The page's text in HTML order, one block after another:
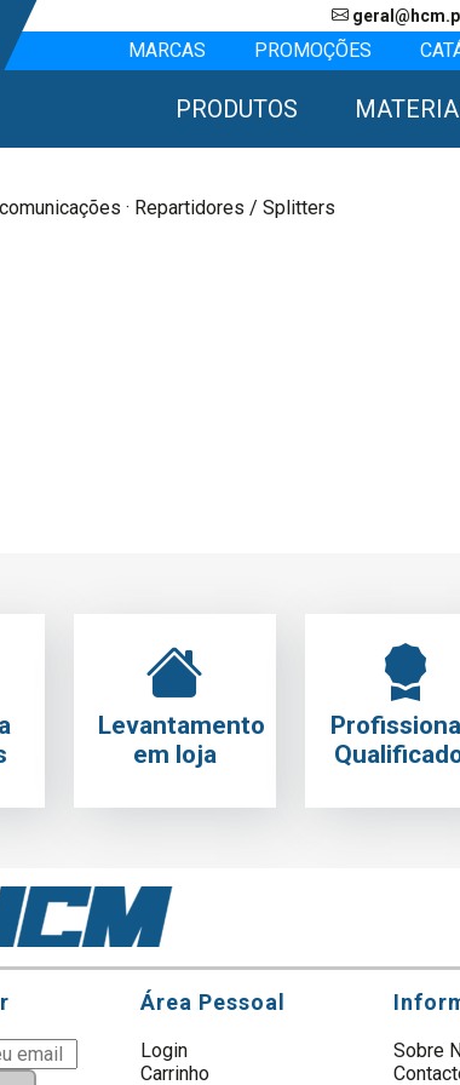
MARCAS
PROMOÇÕES
PRODUTOS
· Repartidores / Splitters
Levantamento
em loja
Área Pessoal
Login
Carrinho
Sobre